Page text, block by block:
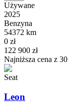
Używane
2025
Benzyna
54372 km
0 zł
122 900 zł
Najniższa cena z
Seat
Leon